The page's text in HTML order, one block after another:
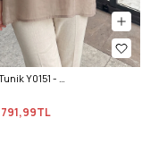
Şal Detaylı Tunik Y0151 - VİZON
791,99TL